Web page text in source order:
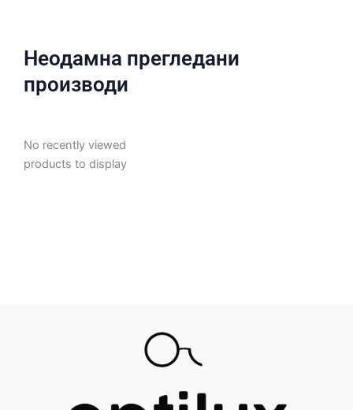
Неодамна прегледани
производи
No recently viewed
products to display